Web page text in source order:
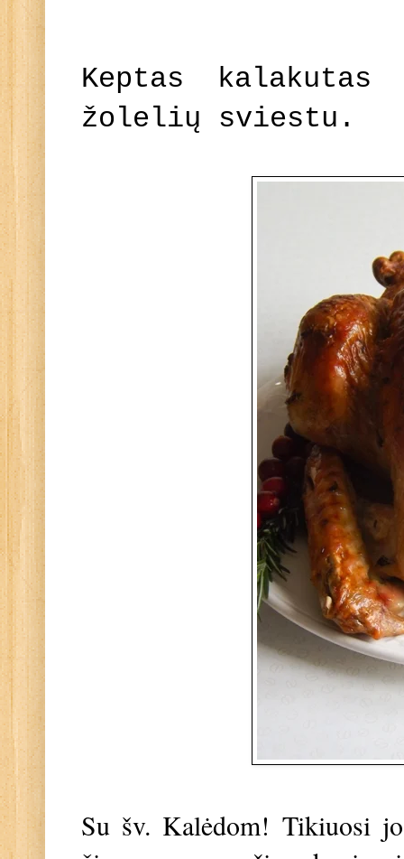
Keptas
žolelių sviestu.
Su šv. Kalėdom! Tikiuosi